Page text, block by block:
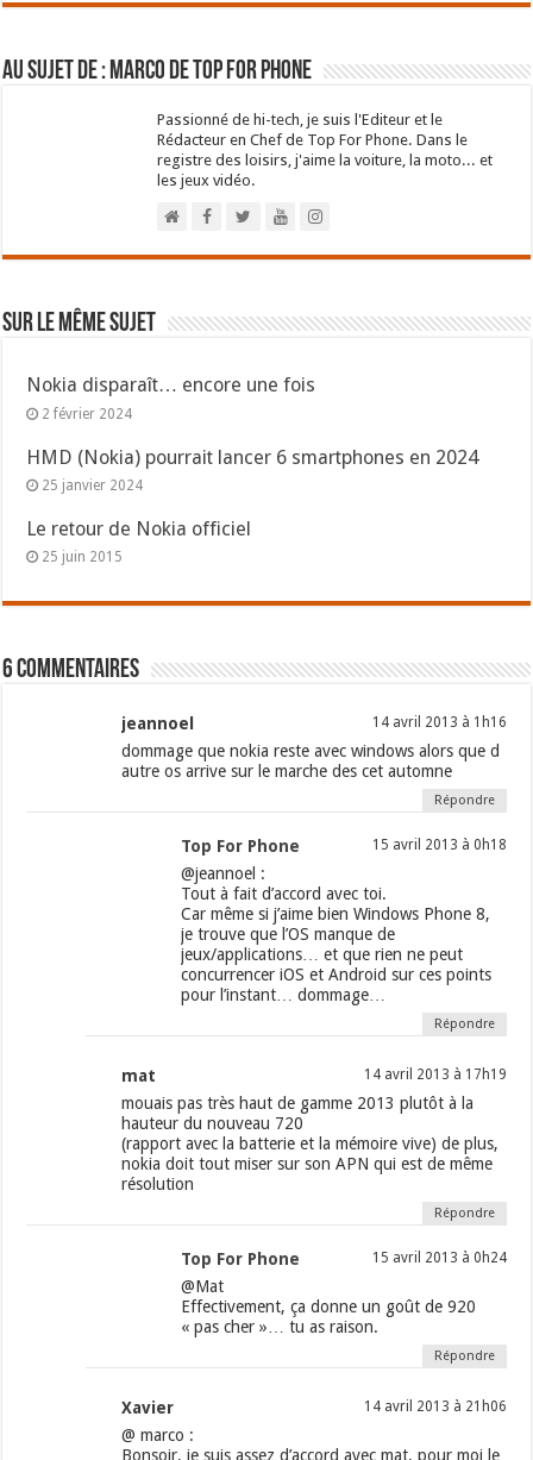
Au sujet de : Marco de Top For Phone
Passionné de hi-tech, je suis l'Editeur et le
Rédacteur en Chef de Top For Phone. Dans le
registre des loisirs, j'aime la voiture, la moto... et
les jeux vidéo.
Sur le même sujet
Nokia disparaît… encore une fois
2 février 2024
HMD (Nokia) pourrait lancer 6 smartphones en 2024
25 janvier 2024
Le retour de Nokia officiel
25 juin 2015
6 commentaires
jeannoel 14 avril 2013 à 1h16
dommage que nokia reste avec windows alors que d
autre os arrive sur le marche des cet automne
Répondre
Top For Phone 15 avril 2013 à 0h18
@jeannoel :
Tout à fait d’accord avec toi.
Car même si j’aime bien Windows Phone 8,
je trouve que l’OS manque de
jeux/applications… et que rien ne peut
concurrencer iOS et Android sur ces points
pour l’instant… dommage…
Répondre
mat 14 avril 2013 à 17h19
mouais pas très haut de gamme 2013 plutôt à la
hauteur du nouveau 720
(rapport avec la batterie et la mémoire vive) de plus,
nokia doit tout miser sur son APN qui est de même
résolution
Répondre
Top For Phone 15 avril 2013 à 0h24
@Mat
Effectivement, ça donne un goût de 920
« pas cher »… tu as raison.
Répondre
Xavier 14 avril 2013 à 21h06
@ marco :
Bonsoir, je suis assez d’accord avec mat, pour moi le